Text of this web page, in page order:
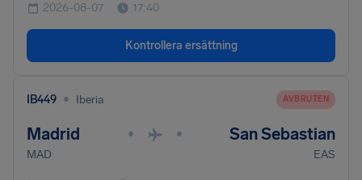
2026-08-07 17:40
Kontrollera ersättning
IB449 • Iberia AVBRUTEN
Madrid • • San Sebastian
MAD EAS